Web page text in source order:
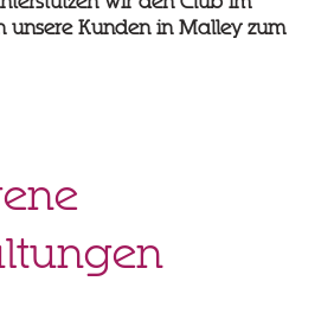
Kunden in Malley zum